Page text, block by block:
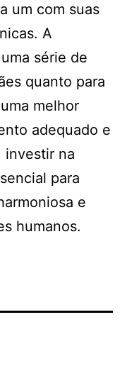
um com suas
A
série de
quanto para
melhor
adequado e
investir na
para
e
humanos.